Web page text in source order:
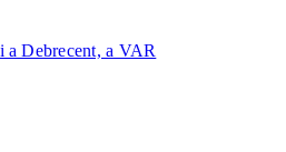
a Debrecent, a VAR